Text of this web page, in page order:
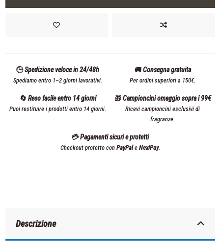
🕒 Spedizione veloce in 24/48h
Spediamo entro 1–2 giorni lavorativi.
🚚 Consegna gratuita
Per ordini superiori a 150€.
🔄 Reso facile entro 14 giorni
Puoi restituire i prodotti entro 14 giorni.
🎁 Campioncini omaggio sopra i 99€
Ricevi campioncini esclusivi di
fragranze.
💳 Pagamenti sicuri e protetti
Checkout protetto con PayPale NexiPay.
Descrizione